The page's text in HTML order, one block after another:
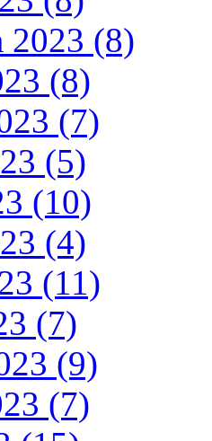
2023 (8)
(8)
(7)
(5)
(10)
(4)
(11)
(7)
(9)
(7)